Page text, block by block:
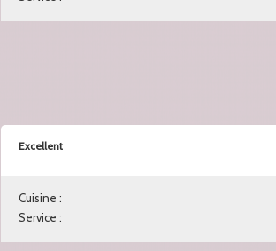
Excellent
Cuisine :
Service :